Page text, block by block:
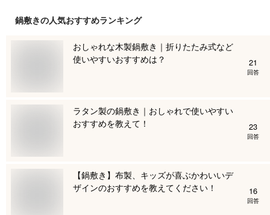
鍋敷きの人気おすすめランキング
おしゃれな木製鍋敷き｜折りたたみ式など
使いやすいおすすめは？
21
回答
ラタン製の鍋敷き｜おしゃれで使いやすい
おすすめを教えて！
23
回答
【鍋敷き】布製、キッズが喜ぶかわいいデ
ザインのおすすめを教えてください！
16
回答